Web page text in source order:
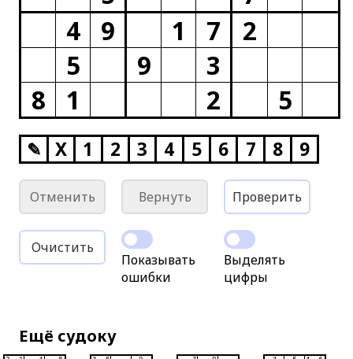
4
9 1 7
2
5
9
3
8
1 2 5
✎ X 1 2 3 4 5 6 7 8 9
Отменить Вернуть Проверить
Очистить
Показывать
ошибки
Выделять
цифры
Ещё судоку